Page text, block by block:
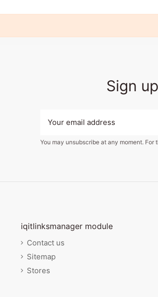
Sign
You may unsubscribe at any moment.
iqitlinksmanager module
Contact us
Sitemap
Stores